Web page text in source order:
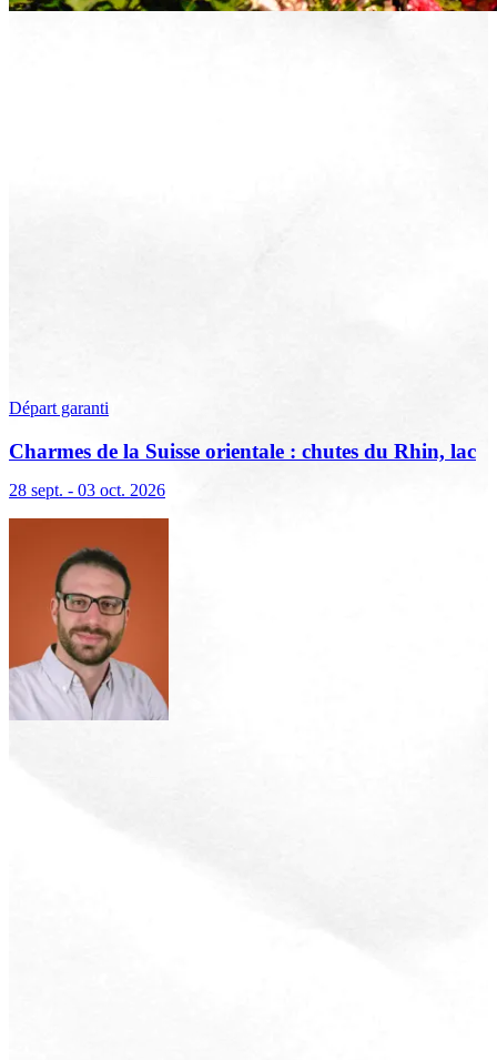
Départ garanti
Charmes de la Suisse orientale : chutes du Rhin, lac
28 sept. - 03 oct. 2026